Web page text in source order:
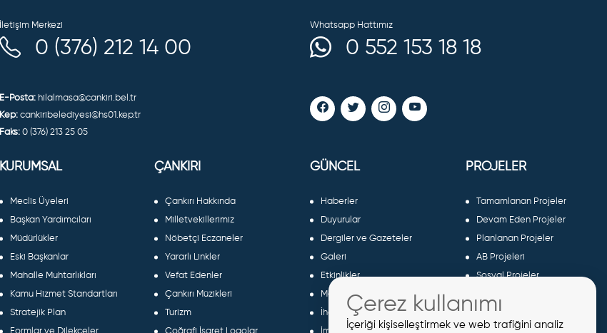
İletişim Merkezi
0 (376) 212 14 00
Whatsapp Hattımız
0 552 153 18 18
E-Posta: hilalmasa@cankiri.bel.tr
Kep: cankiribelediyesi@hs01.kep.tr
Faks: 0 (376) 213 25 05
KURUMSAL
Meclis Üyeleri
Başkan Yardımcıları
Müdürlükler
Eski Başkanlar
Mahalle Muhtarlıkları
Kamu Hizmet Standartları
Stratejik Plan
ÇANKIRI
Çankırı Hakkında
Milletvekillerimiz
Nöbetçi Eczaneler
Yararlı Linkler
Vefat Edenler
Çankırı Müzikleri
Turizm
GÜNCEL
Haberler
Duyurular
Dergiler ve Gazeteler
Galeri
Etkinlikler
Meclis Kararları
İhaleler
PROJELER
Tamamlanan Projeler
Devam Eden Projeler
Planlanan Projeler
AB Projeleri
Sosyal Projeler
Çerez kullanımı
İçeriği kişiselleştirmek ve web trafiğini analiz